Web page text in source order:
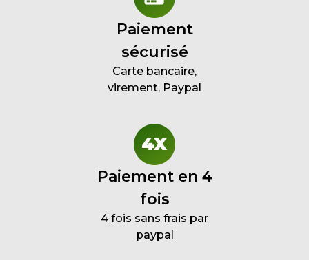
Paiement
sécurisé
Carte bancaire,
virement, Paypal
Paiement en 4
fois
4 fois sans frais par
paypal